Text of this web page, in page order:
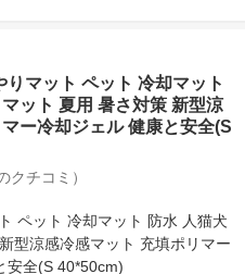
マット ペット 冷却マット
ット 夏用 暑さ対策 新型涼
ー冷却ジェル 健康と安全(S
クチコミ）